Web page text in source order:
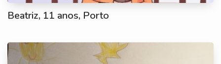
Beatriz, 11 anos, Porto